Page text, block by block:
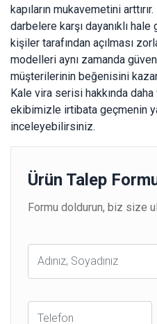
kapıların mukavemetini
darbelere karşı dayanıklı
kişiler tarafından açılması
modelleri aynı zamanda
müşterilerinin beğenisini
Kale vira serisi hakkında
ekibimizle irtibata geçmenin
inceleyebilirsiniz.
Ürün Talep
Formu doldurun, biz size
Ad
Soyad
Telefon